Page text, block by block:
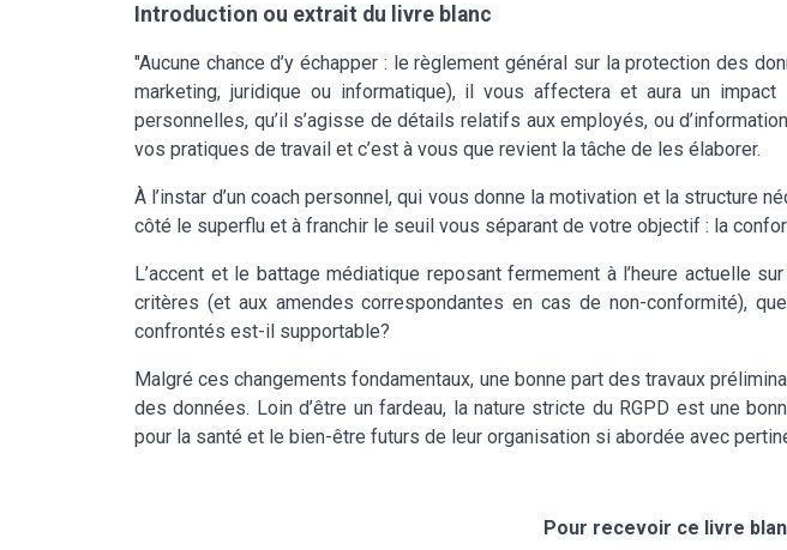
Introduction ou extrait du livre blanc
"Aucune chance d’y échapper : le règlement général sur la protection des
marketing, juridique ou informatique), il vous affectera et aura un
personnelles, qu’il s’agisse de détails relatifs aux employés, ou
vos pratiques de travail et c’est à vous que revient la tâche de les élaborer.
À l’instar d’un coach personnel, qui vous donne la motivation et la structure
côté le superflu et à franchir le seuil vous séparant de votre objectif : la
L’accent et le battage médiatique reposant fermement à l’heure actuelle
critères (et aux amendes correspondantes en cas de non-conformité),
confrontés est-il supportable?
Malgré ces changements fondamentaux, une bonne part des travaux
des données. Loin d’être un fardeau, la nature stricte du RGPD est une
pour la santé et le bien-être futurs de leur organisation si abordée avec
Pour recevoir ce livre